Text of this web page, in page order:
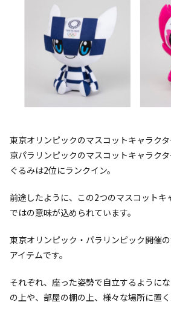
東京オリンピックのマスコットキャラク
京パラリンピックのマスコットキャラク
ぐるみは2位にランクイン。
前途したように、この2つのマスコットキ
ではの意味が込められています。
東京オリンピック・パラリンピック開催
アイテムです。
それぞれ、座った姿勢で自立するように
の上や、部屋の棚の上、様々な場所に置く